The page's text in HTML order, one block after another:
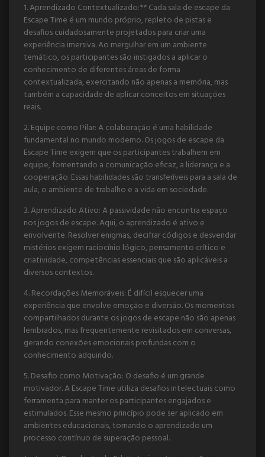
1. Aprendizado Contextualizado:** Cada sala de escape da
Escape Time é um mundo próprio, repleto de pistas e
desafios cuidadosamente projetados para criar uma
experiência imersiva. Ao mergulhar em um ambiente
temático, os participantes são instigados a aplicar o
conhecimento de diferentes áreas de forma
contextualizada, exercitando não apenas a memória, mas
também a capacidade de aplicar conceitos em situações
reais.
2. Equipe como Pilar: A colaboração é uma habilidade
fundamental no mundo moderno. Os jogos de escape da
Escape Time exigem que os participantes trabalhem em
equipe, fomentando a comunicação eficaz, a liderança e a
cooperação. Essas habilidades são transferíveis para a sala de
aula, o ambiente de trabalho e a vida em sociedade.
3. Aprendizado Ativo: A passividade não encontra espaço
nos jogos de escape. Aqui, o aprendizado é ativo e
envolvente. Resolver enigmas, decifrar códigos e desvendar
mistérios exigem raciocínio lógico, pensamento crítico e
criatividade, competências essenciais que são aplicáveis a
diversos contextos.
4. Recordações Memoráveis: É difícil esquecer uma
experiência que envolve emoção e diversão. Os momentos
compartilhados durante os jogos de escape não são apenas
lembrados, mas frequentemente revisitados em conversas,
gerando conexões emocionais profundas com o
conhecimento adquirido.
5. Desafio como Motivação: O desafio é um grande
motivador. A Escape Time utiliza desafios intelectuais como
ferramenta para manter os participantes engajados e
estimulados. Esse mesmo princípio pode ser aplicado em
ambientes educacionais, tornando o aprendizado um
processo contínuo de superação pessoal.